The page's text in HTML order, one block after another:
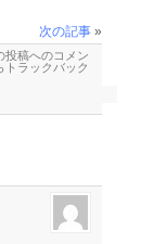
次の記事 »
稿へのコメン
トラックバック